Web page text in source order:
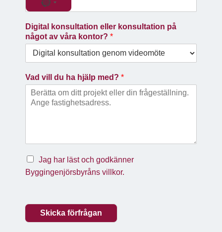
N
c
o
u
t
r
y
c
d
Digital konsultation eller konsultation på
något av våra kontor? *
Vad vill du ha hjälp med? *
Jag har läst och godkänner
Byggingenjörsbyråns villkor.
Skicka förfrågan